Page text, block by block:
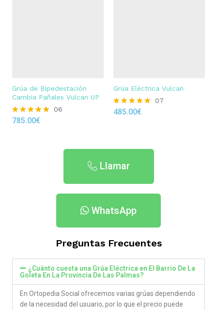
Grúa de Bipedestación
Cambia Pañales Vulcan UP
Rated
06
785.00€
Grúa Eléctrica Vulcan
Rated
07
485.00€
Llamar
WhatsApp
Preguntas Frecuentes
¿Cuánto cuesta una Grúa Eléctrica en El Barrio De La
Goleta En La Provincia De Las Palmas​?
En Ortopedia Social ofrecemos varias grúas dependiendo
de la necesidad del usuario, por lo que el precio puede